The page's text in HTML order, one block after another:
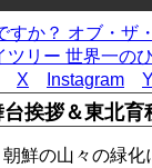
すか？ オブ・ザ
ツリー 世界一の
X Instagram
挨拶＆東北育
鮮の山々の緑